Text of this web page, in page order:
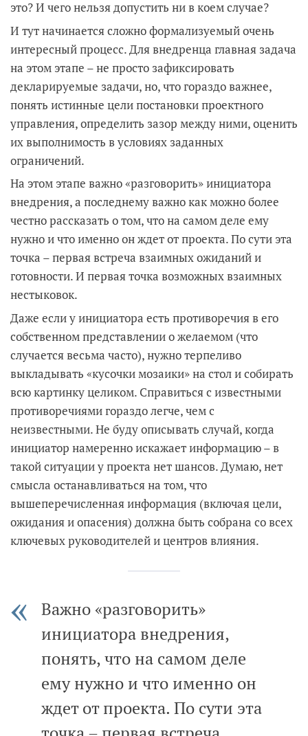
это? И чего нельзя допустить ни в коем случае?
И тут начинается сложно формализуемый очень
интересный процесс. Для внедренца главная задача
на этом этапе – не просто зафиксировать
декларируемые задачи, но, что гораздо важнее,
понять истинные цели постановки проектного
управления, определить зазор между ними, оценить
их выполнимость в условиях заданных
ограничений.
На этом этапе важно «разговорить» инициатора
внедрения, а последнему важно как можно более
честно рассказать о том, что на самом деле ему
нужно и что именно он ждет от проекта. По сути эта
точка – первая встреча взаимных ожиданий и
готовности. И первая точка возможных взаимных
нестыковок.
Даже если у инициатора есть противоречия в его
собственном представлении о желаемом (что
случается весьма часто), нужно терпеливо
выкладывать «кусочки мозаики» на стол и собирать
всю картинку целиком. Справиться с известными
противоречиями гораздо легче, чем с
неизвестными. Не буду описывать случай, когда
инициатор намеренно искажает информацию – в
такой ситуации у проекта нет шансов. Думаю, нет
смысла останавливаться на том, что
вышеперечисленная информация (включая цели,
ожидания и опасения) должна быть собрана со всех
ключевых руководителей и центров влияния.
Важно «разговорить»
инициатора внедрения,
понять, что на самом деле
ему нужно и что именно он
ждет от проекта. По сути эта